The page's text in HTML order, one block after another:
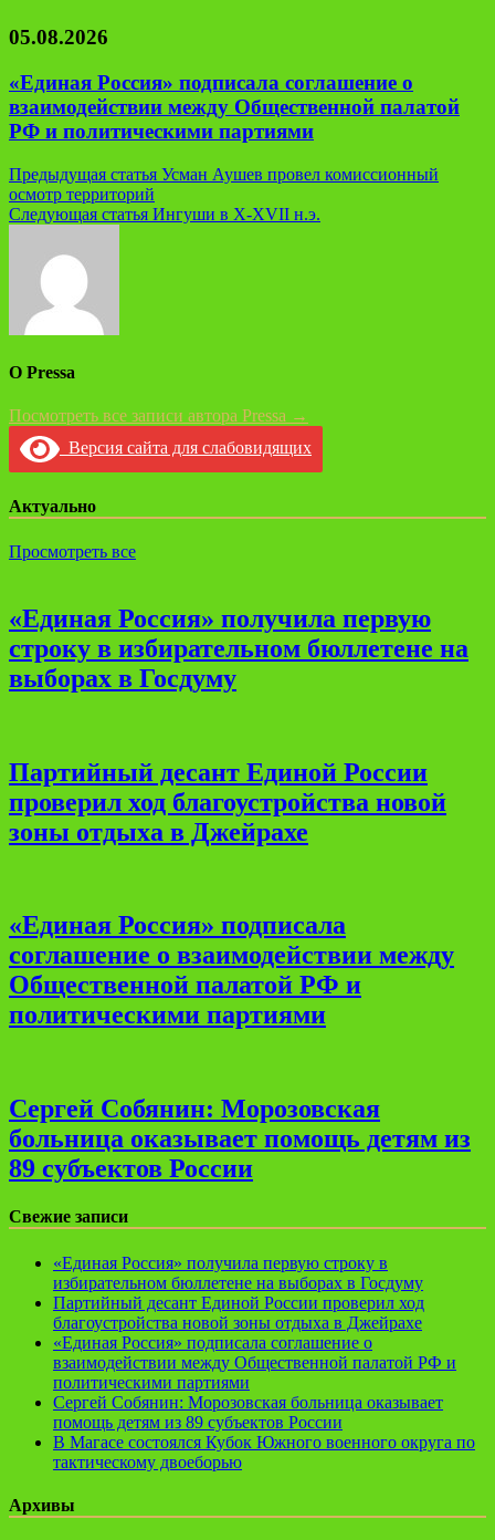
05.08.2026
«Единая Россия» подписала соглашение о
взаимодействии между Общественной палатой
РФ и политическими партиями
Навигация
по
Предыдущая статья Усман Аушев провел комиссионный
осмотр территорий
Следующая статья Ингуши в Х-XVII н.э.
О Pressa
Посмотреть все записи автора Pressa →
Версия сайта для слабовидящих
Актуально
Просмотреть все
«Единая Россия» получила первую
строку в избирательном бюллетене на
выборах в Госдуму
Партийный десант Единой России
проверил ход благоустройства новой
зоны отдыха в Джейрахе
«Единая Россия» подписала
соглашение о взаимодействии между
Общественной палатой РФ и
политическими партиями
Сергей Собянин: Морозовская
больница оказывает помощь детям из
89 субъектов России
Свежие записи
«Единая Россия» получила первую строку в
избирательном бюллетене на выборах в Госдуму
Партийный десант Единой России проверил ход
благоустройства новой зоны отдыха в Джейрахе
«Единая Россия» подписала соглашение о
взаимодействии между Общественной палатой РФ и
политическими партиями
Сергей Собянин: Морозовская больница оказывает
помощь детям из 89 субъектов России
В Магасе состоялся Кубок Южного военного округа по
тактическому двоеборью
Архивы